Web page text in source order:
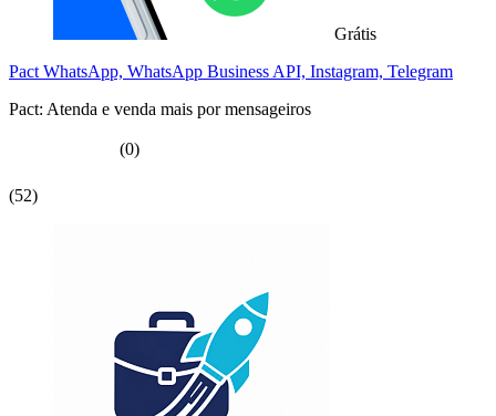
Grátis
Pact WhatsApp, WhatsApp Business API, Instagram, Telegram
Pact: Atenda e venda mais por mensageiros
(0)
(52)